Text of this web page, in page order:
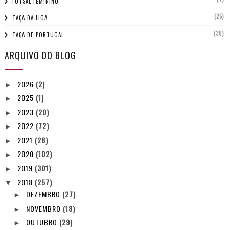
TAÇA DA LIGA (25)
TAÇA DE PORTUGAL (38)
ARQUIVO DO BLOG
► 2026 (2)
► 2025 (1)
► 2023 (20)
► 2022 (72)
► 2021 (28)
► 2020 (102)
► 2019 (301)
▼ 2018 (257)
► DEZEMBRO (27)
► NOVEMBRO (18)
► OUTUBRO (29)